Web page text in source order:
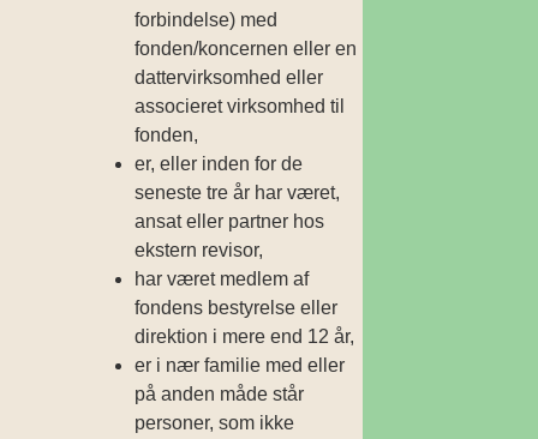
forbindelse) med
fonden/koncernen eller en
dattervirksomhed eller
associeret virksomhed til
fonden,
er, eller inden for de
seneste tre år har været,
ansat eller partner hos
ekstern revisor,
har været medlem af
fondens bestyrelse eller
direktion i mere end 12 år,
er i nær familie med eller
på anden måde står
personer, som ikke